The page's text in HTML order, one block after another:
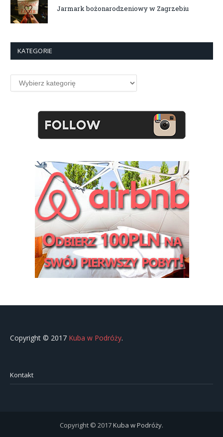
Jarmark bożonarodzeniowy w Zagrzebiu
KATEGORIE
Kategorie
Copyright © 2017 Kuba w Podróży.
Kontakt
Copyright © 2017Kuba w Podróży.